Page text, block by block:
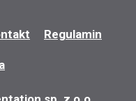
Regulamin